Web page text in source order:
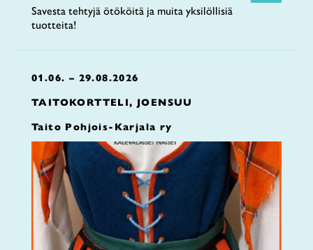
Savesta tehtyjä ötököitä ja muita yksilöllisiä
tuotteita!
01.06. – 29.08.2026
TAITOKORTTELI, JOENSUU
Taito Pohjois-Karjala ry